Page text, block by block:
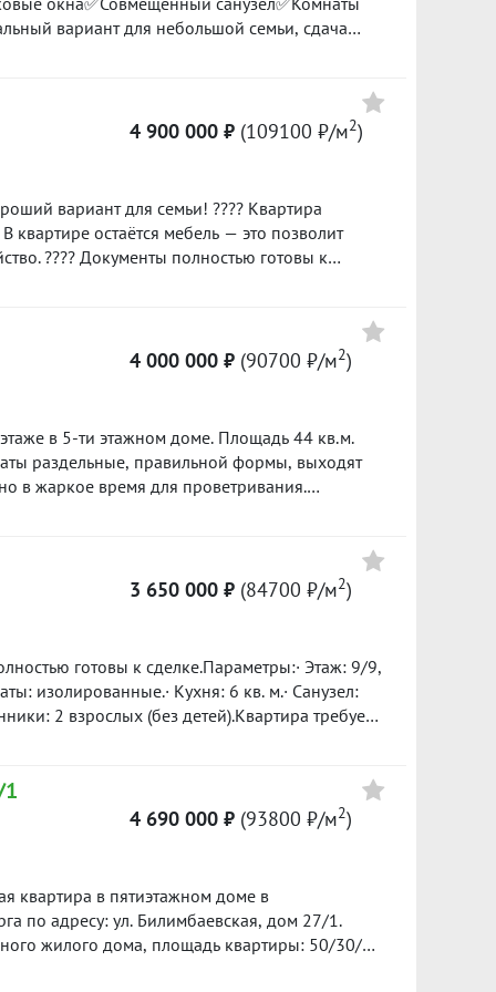
120100 ₽/м²
85200 ₽/м²
вариант для небольшой семьи, сдача
✅Детские сады и
Слобода✅Удобный выезд на Серовский
договоримся ID объекта в нашей базе: 17537
4 900 000 ₽ (109100 ₽/м2)
вариант для семьи! ???? Квартира
квартире остаётся мебель — это позволит
???? Документы полностью готовы к
Район со сложившейся инфраструктурой —
семей с детьми; магазины и супермаркеты
нужное всегда под рукой; остановки
в любую часть города; поликлиники и
зелёные зоны и места для прогулок —
вложить силы в создание своего
идеи по обустройству. ???? Звоните
и организую показ! ID объекта в нашей
4 000 000 ₽ (90700 ₽/м2)
в 5-ти этажном доме. Площадь 44 кв.м.
раздельные, правильной формы, выходят
в жаркое время для проветривания.
ДОМ: панельный, очень теплый.
машине за 15-20 минут. Удобный выезд на
хорошая инфраструктура. Рядом с домом
готовы. ID объекта в нашей базе:
3 650 000 ₽ (84700 ₽/м2)
готовы к сделке.Параметры:· Этаж: 9/9,
изолированные.· Кухня: 6 кв. м.· Санузел:
2 взрослых (без детей).Квартира требует
на свой вкус. Инфраструктура развита:
базе: 7454
1
4 690 000 ₽ (93800 ₽/м2)
квартира в пятиэтажном доме в
по адресу: ул. Билимбаевская, дом 27/1.
жилого дома, площадь квартиры: 50/30/8